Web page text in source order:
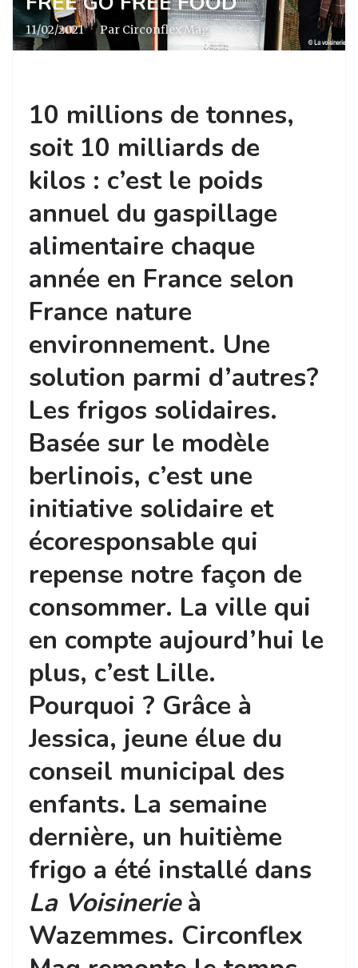
11/02/2021 · Par Circonflex Mag
10 millions de tonnes,
soit 10 milliards de
kilos : c’est le poids
annuel du gaspillage
alimentaire chaque
année en France selon
France nature
environnement. Une
solution parmi d’autres?
Les frigos solidaires.
Basée sur le modèle
berlinois, c’est une
initiative solidaire et
écoresponsable qui
repense notre façon de
consommer. La ville qui
en compte aujourd’hui le
plus, c’est Lille.
Pourquoi ? Grâce à
Jessica, jeune élue du
conseil municipal des
enfants. La semaine
dernière, un huitième
frigo a été installé dans
La Voisinerieà
Wazemmes. Circonflex